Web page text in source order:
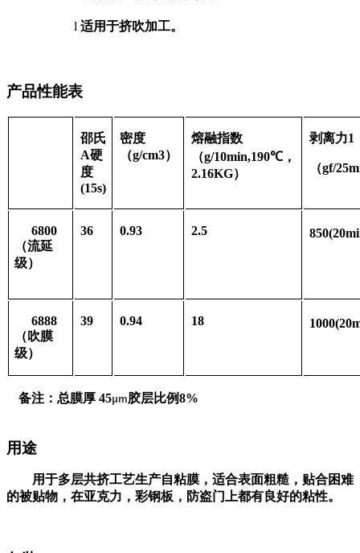
l 适用于挤吹加工。
产品性能表
邵氏
A硬
度
(15s)
密度
（g/cm3）
熔融指数
（g/10min,190℃，
2.16KG）
剥离力1
（gf/
6800
（流延
级）
36 0.93 2.5
6888
（吹膜
级）
39 0.94 18
备注：总膜厚 45μm胶层比例8%
用途
用于多层共挤工艺生产自粘膜， 适合表面粗糙，贴合困难
的被贴物，在亚克力，彩钢板，防盗门上都有良好的粘性。